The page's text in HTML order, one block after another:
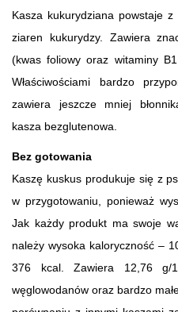
Kasza kukurydziana powstaje
ziaren kukurydzy. Zawiera
(kwas foliowy oraz witaminy
Właściwościami bardzo
zawiera jeszcze mniej
kasza bezglutenowa.
Bez gotowania
Kaszę kuskus produkuje się z
w przygotowaniu, ponieważ
Jak każdy produkt ma swoje
należy wysoka kaloryczność –
376 kcal. Zawiera 12,76 g/
węglowodanów oraz bardzo